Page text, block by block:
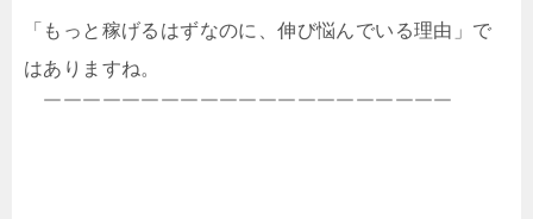
「もっと稼げるはずなのに、伸び悩んでいる理由」で
はありますね。
￣￣￣￣￣￣￣￣￣￣￣￣￣￣￣￣￣￣￣￣￣